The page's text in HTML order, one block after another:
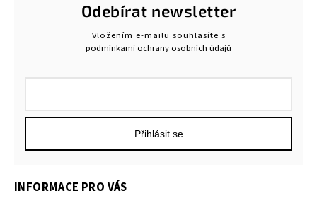
INFORMACE PRO VÁS
Odebírat newsletter
Vložením e-mailu souhlasíte s
podmínkami ochrany osobních údajů
Přihlásit se